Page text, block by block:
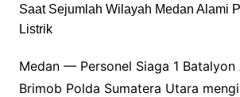
Medan — Personel Siaga 1 Batalyon
Brimob Polda Sumatera Utara